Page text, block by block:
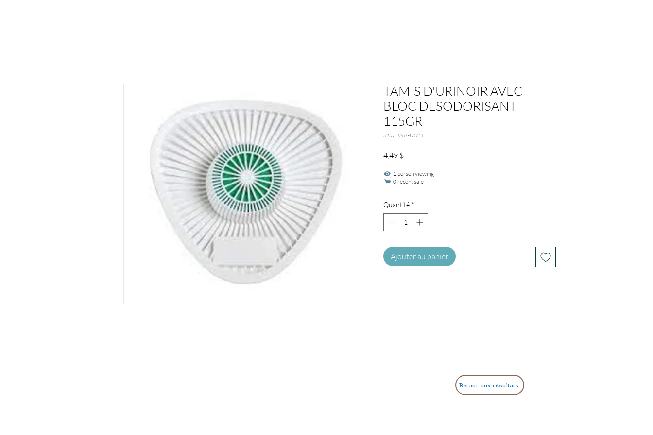
TAMIS D'URINOIR AVEC
BLOC DESODORISANT
115GR
SKU : WA-US21
4,49 $Prix
1 person viewing
0 recent sale
Quantité *
Ajouter au panier
Retour aux résultats